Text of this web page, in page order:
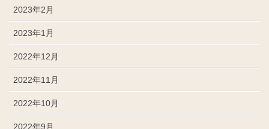
2023年2月
2023年1月
2022年12月
2022年11月
2022年10月
2022年9月